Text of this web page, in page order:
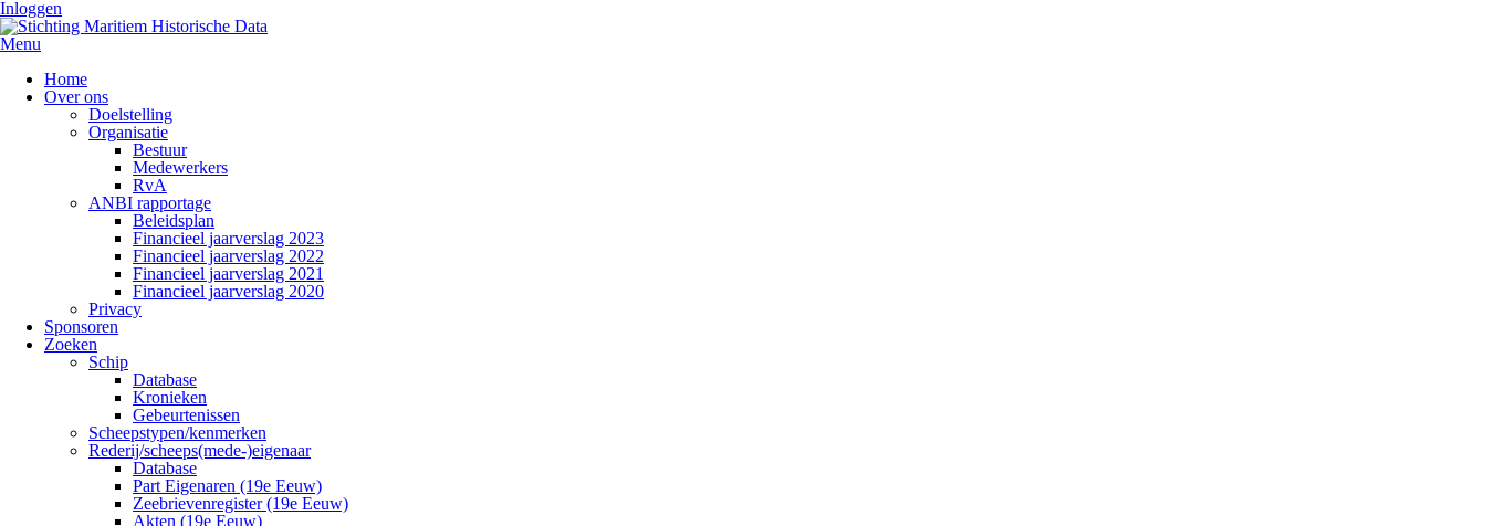
Inloggen
Menu
Home
Over ons
Doelstelling
Organisatie
Bestuur
Medewerkers
RvA
ANBI rapportage
Beleidsplan
Financieel jaarverslag 2023
Financieel jaarverslag 2022
Financieel jaarverslag 2021
Financieel jaarverslag 2020
Privacy
Sponsoren
Zoeken
Schip
Database
Kronieken
Gebeurtenissen
Scheepstypen/kenmerken
Rederij/scheeps(mede-)eigenaar
Database
Part Eigenaren (19e Eeuw)
Zeebrievenregister (19e Eeuw)
Akten (19e Eeuw)